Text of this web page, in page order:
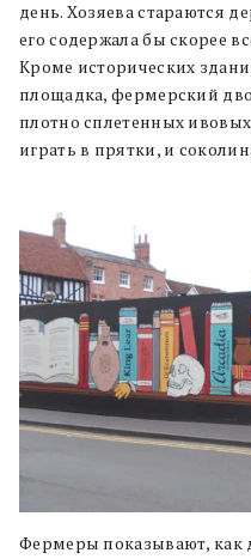
день. Хозяева стараются
его содержала бы скорее
Кроме исторических
площадка, фермерский
плотно сплетенных
играть в прятки, и
Фермеры показывают, как